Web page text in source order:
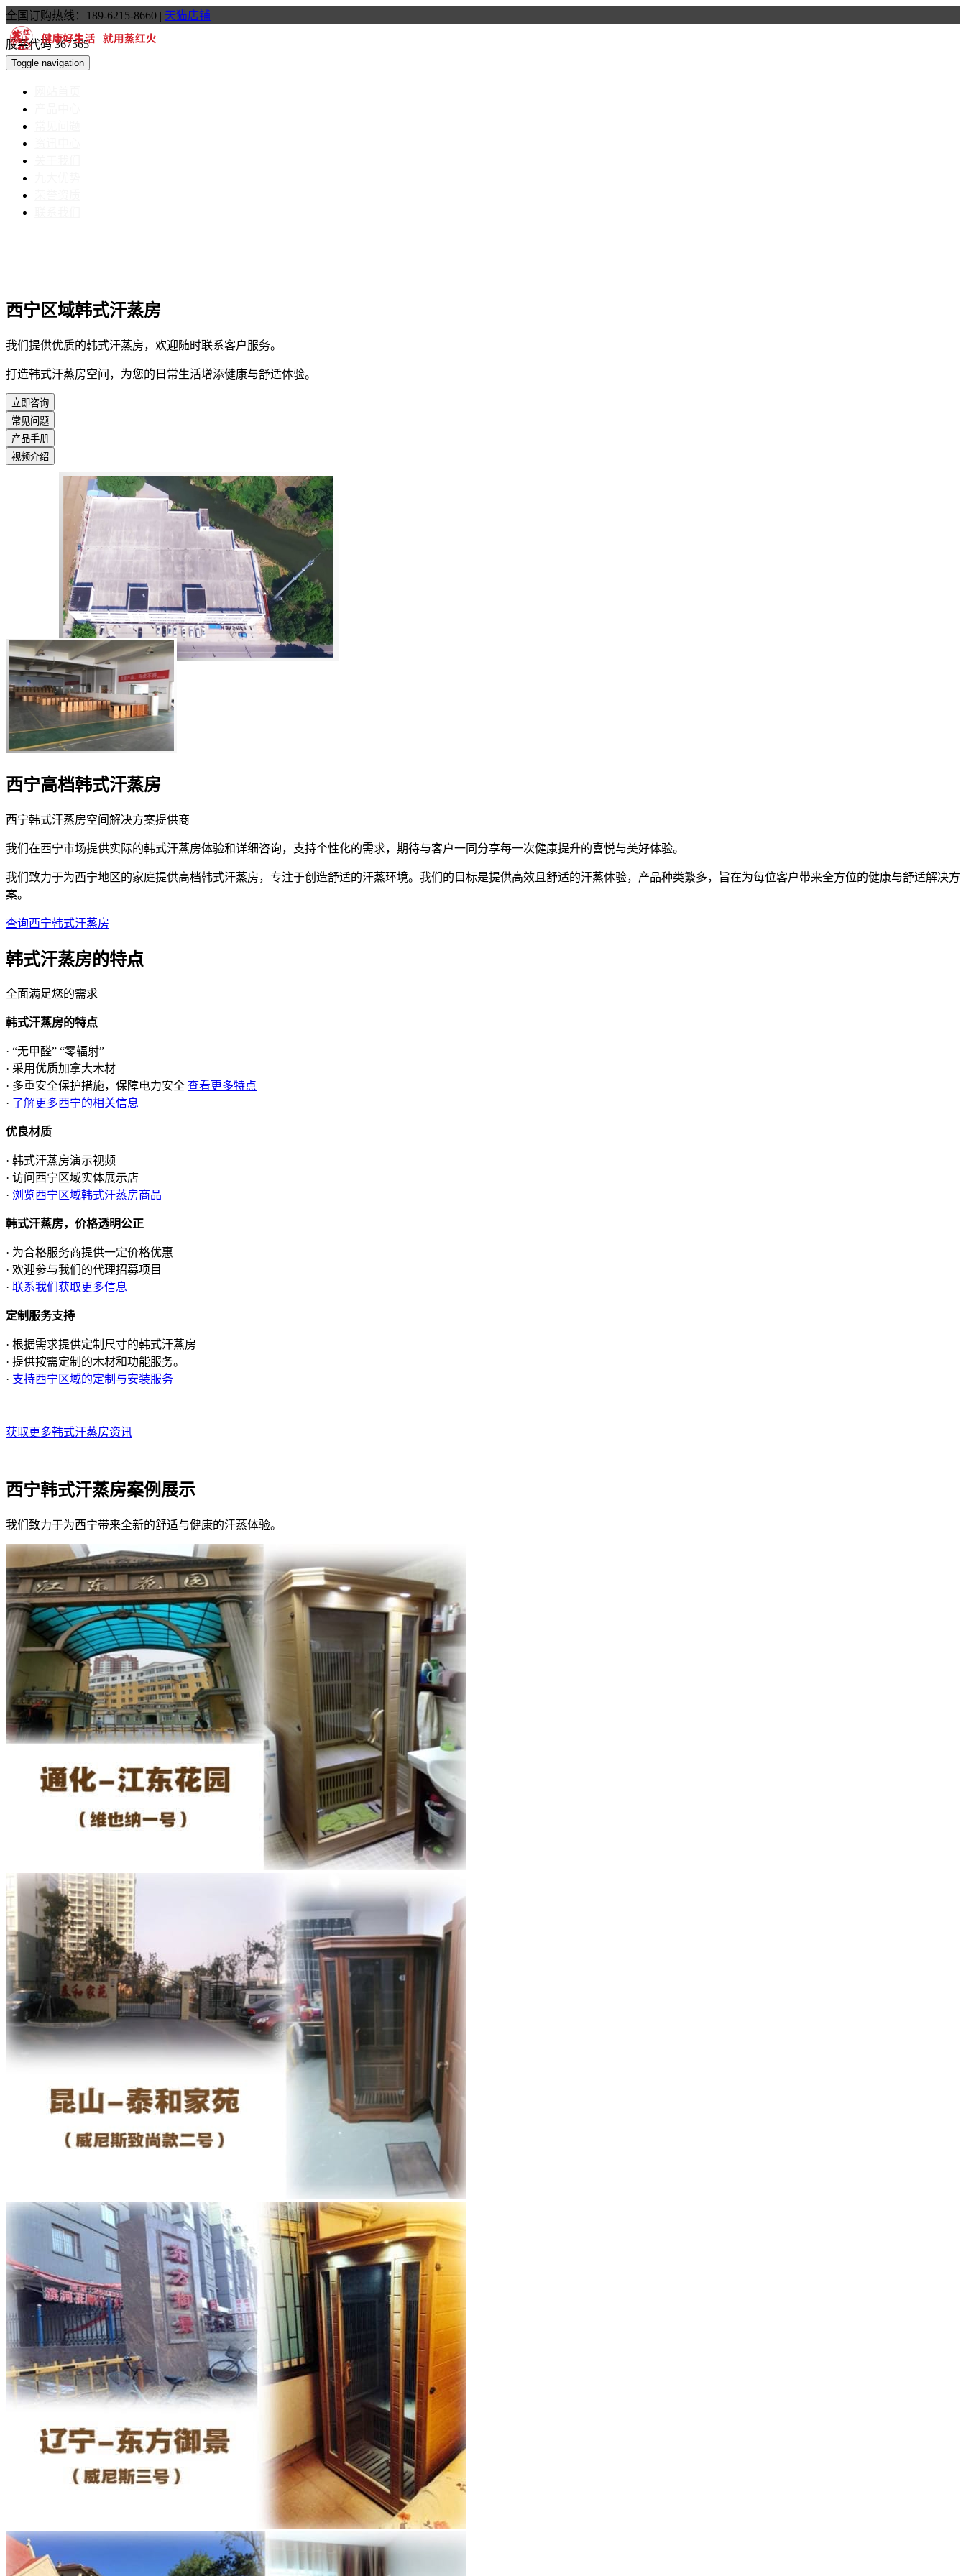
全国订购热线：189-6215-8660 | 天猫店铺
股票代码 367565
Toggle navigation
西宁区域韩式汗蒸房
我们提供优质的韩式汗蒸房，欢迎随时联系客户服务。
打造韩式汗蒸房空间，为您的日常生活增添健康与舒适体验。
立即咨询
常见问题
产品手册
视频介绍
西宁高档韩式汗蒸房
西宁韩式汗蒸房空间解决方案提供商
我们在西宁市场提供实际的韩式汗蒸房体验和详细咨询，支持个性化的需求，期待与客户一同分享每一次健康提升的喜悦与美好体验。
我们致力于为西宁地区的家庭提供高档韩式汗蒸房，专注于创造舒适的汗蒸环境。我们的目标是提供高效且舒适的汗蒸体验，产品种类繁多，旨在为每位客户带来全方位的健康与舒适解决方
案。
查询西宁韩式汗蒸房
韩式汗蒸房的特点
全面满足您的需求
韩式汗蒸房的特点
· “无甲醛” “零辐射”
· 采用优质加拿大木材
· 多重安全保护措施，保障电力安全 查看更多特点
· 了解更多西宁的相关信息
优良材质
· 韩式汗蒸房演示视频
· 访问西宁区域实体展示店
· 浏览西宁区域韩式汗蒸房商品
韩式汗蒸房，价格透明公正
· 为合格服务商提供一定价格优惠
· 欢迎参与我们的代理招募项目
· 联系我们获取更多信息
定制服务支持
· 根据需求提供定制尺寸的韩式汗蒸房
· 提供按需定制的木材和功能服务。
· 支持西宁区域的定制与安装服务
获取更多韩式汗蒸房资讯
西宁韩式汗蒸房案例展示
我们致力于为西宁带来全新的舒适与健康的汗蒸体验。